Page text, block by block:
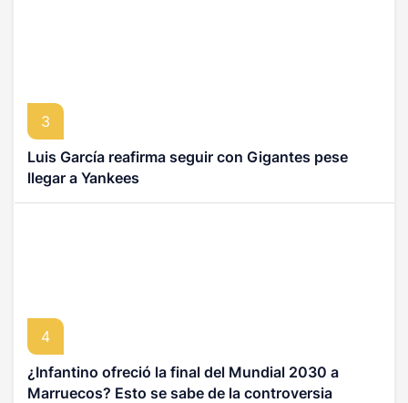
3
Luis García reafirma seguir con Gigantes pese
llegar a Yankees
4
¿Infantino ofreció la final del Mundial 2030 a
Marruecos? Esto se sabe de la controversia